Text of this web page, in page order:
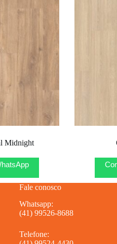
Midnight
Fale conosco
Whatsapp:
(41) 99526-8688
Telefone: